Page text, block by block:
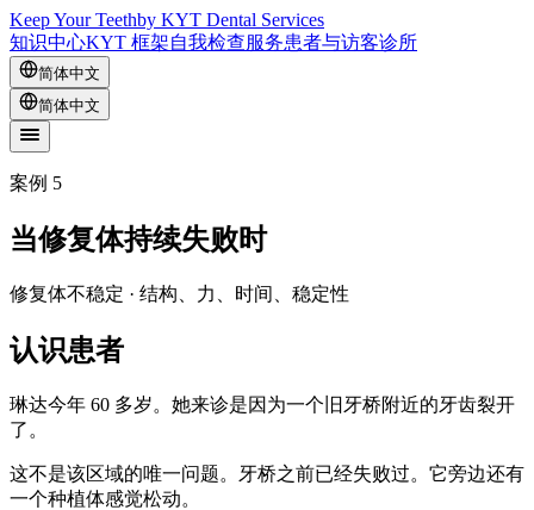
Keep Your Teethby KYT Dental Services
知识中心KYT 框架自我检查服务患者与访客诊所
简体中文
简体中文
案例 5
当修复体持续失败时
修复体不稳定 · 结构、力、时间、稳定性
认识患者
琳达今年 60 多岁。她来诊是因为一个旧牙桥附近的牙齿裂开
了。
这不是该区域的唯一问题。牙桥之前已经失败过。它旁边还有
一个种植体感觉松动。